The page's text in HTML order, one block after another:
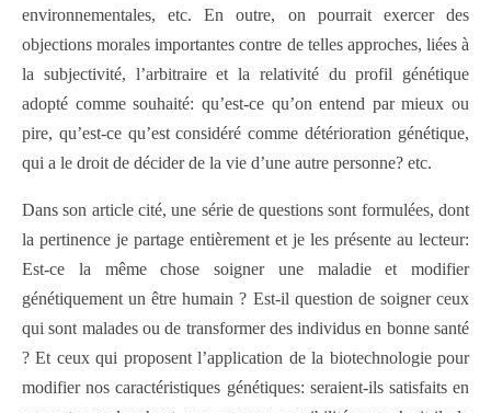
environnementales, etc. En outre, on pourrait exercer des
objections morales importantes contre de telles approches, liées à
la subjectivité, l’arbitraire et la relativité du profil génétique
adopté comme souhaité: qu’est-ce qu’on entend par mieux ou
pire, qu’est-ce qu’est considéré comme détérioration génétique,
qui a le droit de décider de la vie d’une autre personne? etc.
Dans son article cité, une série de questions sont formulées, dont
la pertinence je partage entièrement et je les présente au lecteur:
Est-ce la même chose soigner une maladie et modifier
génétiquement un être humain ? Est-il question de soigner ceux
qui sont malades ou de transformer des individus en bonne santé
? Et ceux qui proposent l’application de la biotechnologie pour
modifier nos caractéristiques génétiques: seraient-ils satisfaits en